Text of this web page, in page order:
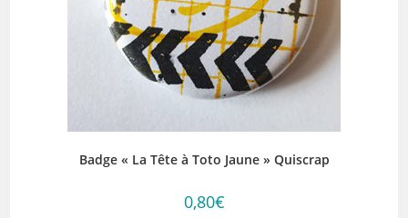
Badge « La Tête à Toto Jaune » Quiscrap
0,80€